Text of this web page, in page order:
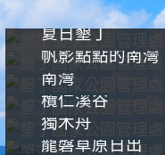
夏日墾丁
帆影點點的南灣
南灣
欖仁溪谷
獨木舟
龍磐草原日出